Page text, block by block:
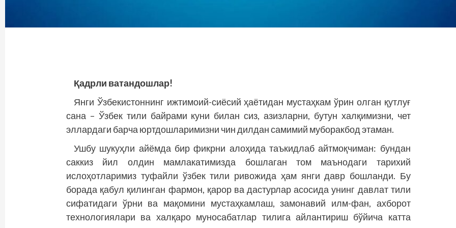
Қадрли ватандошлар!
Янги Ўзбекистоннинг ижтимоий-сиёсий ҳаётидан мустаҳкам ўрин олган қутлуғ
сана – Ўзбек тили байрами куни билан сиз, азизларни, бутун халқимизни, чет
эллардаги барча юртдошларимизни чин дилдан самимий муборакбод этаман.
Ушбу шукуҳли айёмда бир фикрни алоҳида таъкидлаб айтмоқчиман: бундан
саккиз йил олдин мамлакатимизда бошлаган том маънодаги тарихий
ислоҳотларимиз туфайли ўзбек тили ривожида ҳам янги давр бошланди. Бу
борада қабул қилинган фармон, қарор ва дастурлар асосида унинг давлат тили
сифатидаги ўрни ва мақомини мустаҳкамлаш, замонавий илм-фан, ахборот
технологиялари ва халқаро муносабатлар тилига айлантириш бўйича катта